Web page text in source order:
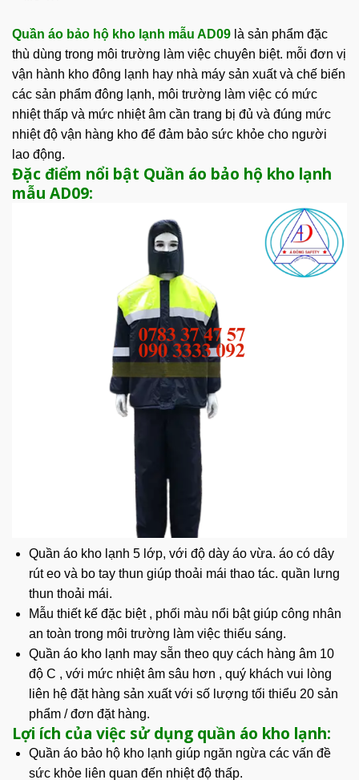
Quần áo bảo hộ kho lạnh mẫu AD09 là sản phẩm đặc
thù dùng trong môi trường làm việc chuyên biệt. mỗi đơn vị
vận hành kho đông lạnh hay nhà máy sản xuất và chế biến
các sản phẩm đông lạnh, môi trường làm việc có mức
nhiệt thấp và mức nhiệt âm cần trang bị đủ và đúng mức
nhiệt độ vận hàng kho để đảm bảo sức khỏe cho người
lao động.
Đặc điểm nổi bật Quần áo bảo hộ kho lạnh
mẫu AD09:
Quần áo kho lạnh 5 lớp, với độ dày áo vừa. áo có dây
rút eo và bo tay thun giúp thoải mái thao tác. quần lưng
thun thoải mái.
Mẫu thiết kế đặc biệt , phối màu nổi bật giúp công nhân
an toàn trong môi trường làm việc thiếu sáng.
Quần áo kho lạnh may sẵn theo quy cách hàng âm 10
độ C , với mức nhiệt âm sâu hơn , quý khách vui lòng
liên hệ đặt hàng sản xuất với số lượng tối thiểu 20 sản
phẩm / đơn đặt hàng.
Lợi ích của việc sử dụng quần áo kho lạnh:
Quần áo bảo hộkho lạnh giúp ngăn ngừa các vấn đề
sức khỏe liên quan đến nhiệt độthấp.